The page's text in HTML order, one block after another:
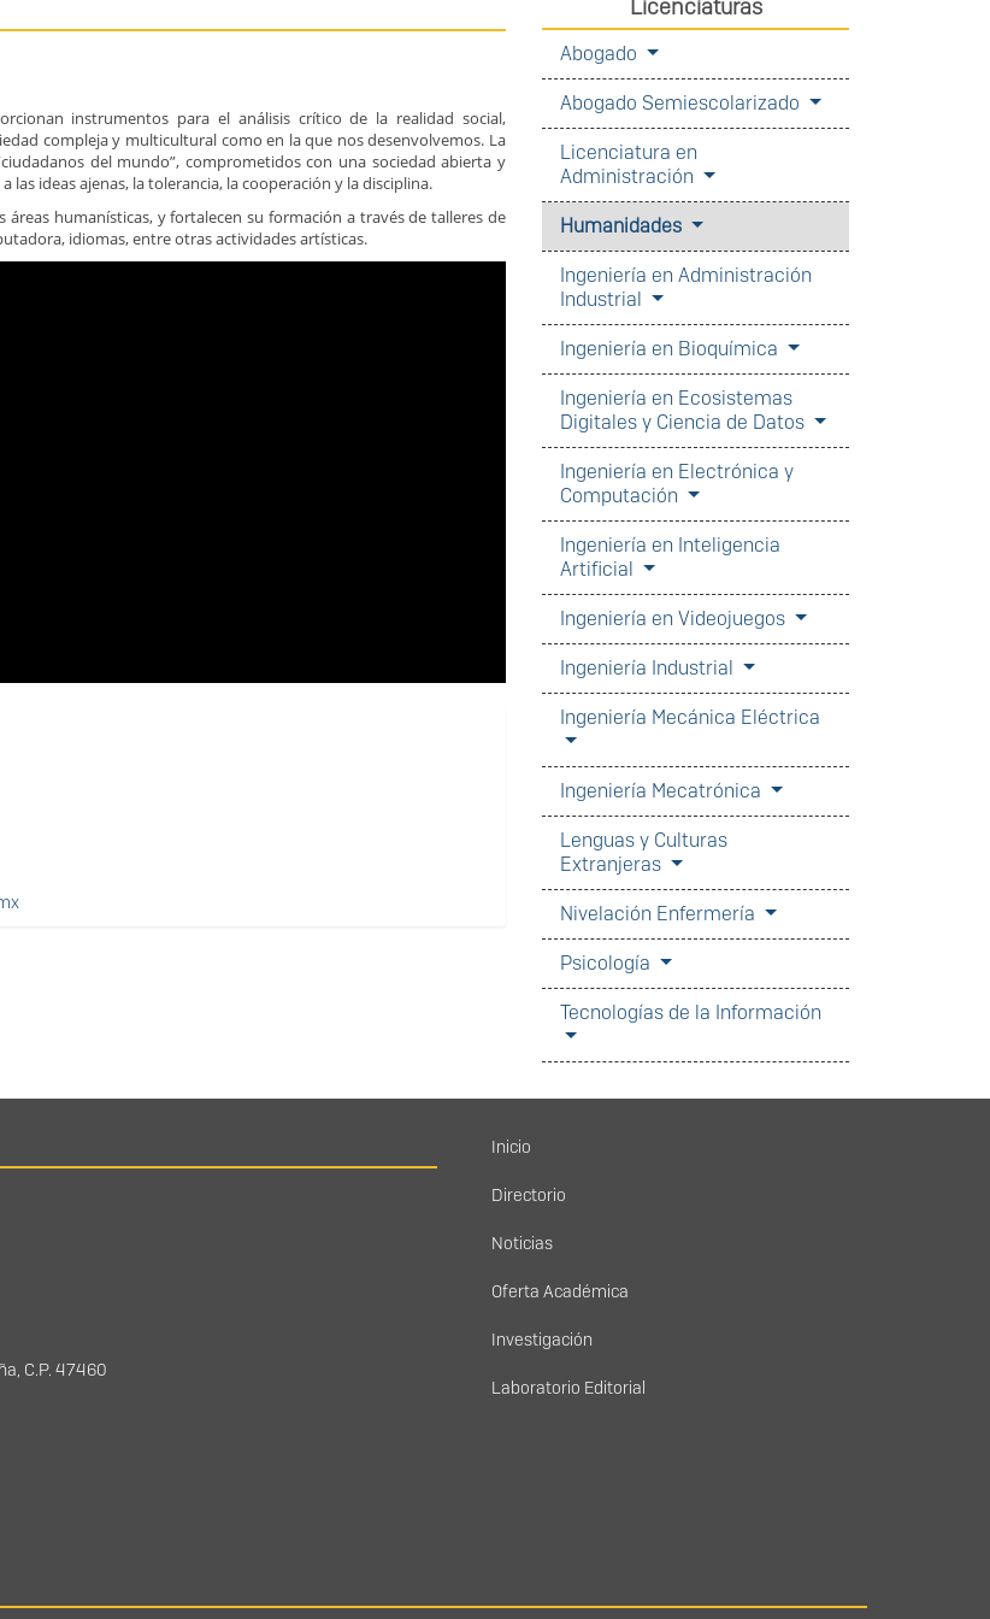
instrumentos para el análisis crítico de la realidad social,
compleja y multicultural como en la que nos desenvolvemos. La
del mundo”, comprometidos con una sociedad abierta y
ideas ajenas, la tolerancia, la cooperación y la disciplina.
humanísticas, y fortalecen su formación a través de talleres de
idiomas, entre otras actividades artísticas.
Licenciaturas
Abogado
Abogado Semiescolarizado
Licenciatura en
Administración
Humanidades
Ingeniería en Administración
Industrial
Ingeniería en Bioquímica
Ingeniería en Ecosistemas
Digitales y Ciencia de Datos
Ingeniería en Electrónica y
Computación
Ingeniería en Inteligencia
Artificial
Ingeniería en Videojuegos
Ingeniería Industrial
Ingeniería Mecánica Eléctrica
Ingeniería Mecatrónica
Lenguas y Culturas
Extranjeras
Nivelación Enfermería
Psicología
Tecnologías de la Información
C.P. 47460
Menú principal
Inicio
Directorio
Noticias
Oferta Académica
Investigación
Laboratorio Editorial